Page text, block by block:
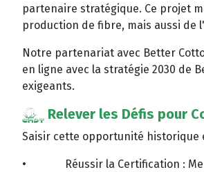
partenaire stratégique. Ce projet
production de fibre, mais aussi de
Notre partenariat avec Better
en ligne avec la stratégie 2030 de
exigeants.
Relever les Défis pour
Saisir cette opportunité historique
• Réussir la Certification :